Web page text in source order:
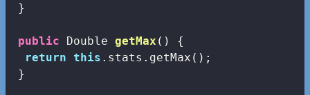
}
public Double getMax ()
{
return this .stats.getMax();
}